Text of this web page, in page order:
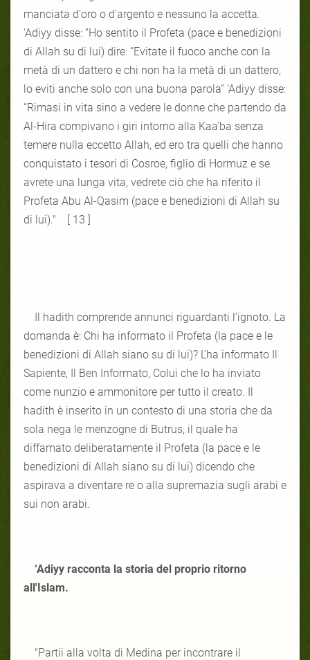
manciata d'oro o d'argento e nessuno la accetta.
‘Adiyy disse: “Ho sentito il Profeta (pace e benedizioni
di Allah su di lui) dire: “Evitate il fuoco anche con la
metà di un dattero e chi non ha la metà di un dattero,
lo eviti anche solo con una buona parola” ‘Adiyy disse:
“Rimasi in vita sino a vedere le donne che partendo da
Al-Hira compivano i giri intorno alla Kaa'ba senza
temere nulla eccetto Allah, ed ero tra quelli che hanno
conquistato i tesori di Cosroe, figlio di Hormuz e se
avrete una lunga vita, vedrete ciò che ha riferito il
Profeta Abu Al-Qasim (pace e benedizioni di Allah su
di lui)." [ 13 ]
Il hadith comprende annunci riguardanti l’ignoto. La
domanda è: Chi ha informato il Profeta (la pace e le
benedizioni di Allah siano su di lui)? L’ha informato Il
Sapiente, Il Ben Informato, Colui che lo ha inviato
come nunzio e ammonitore per tutto il creato. Il
hadith è inserito in un contesto di una storia che da
sola nega le menzogne di Butrus, il quale ha
diffamato deliberatamente il Profeta (la pace e le
benedizioni di Allah siano su di lui) dicendo che
aspirava a diventare re o alla supremazia sugli arabi e
sui non arabi.
‘Adiyy racconta la storia del proprio ritorno
all'Islam.
"Partii alla volta di Medina per incontrare il